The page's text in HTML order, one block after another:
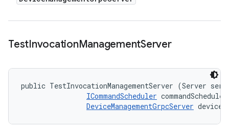
TestInvocationManagementServer
public TestInvocationManagementServer (Server
ICommandScheduler
DeviceManagementGrpcServer